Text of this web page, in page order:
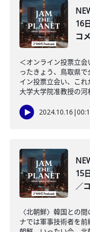
16
コ
＜オンライン投票立
ったきょう、鳥取県
イン投票立会い、こ
大学大学院准教授の河
2024.10.16 |
15
／
〈北朝鮮〉韓国との
ナでは軍事技術者を